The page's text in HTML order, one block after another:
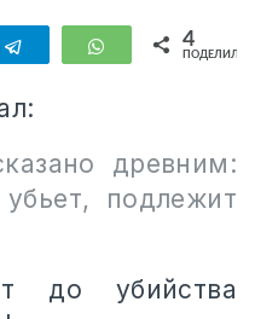
Telegram WhatsApp
4
древним:
подлежит
до убийства